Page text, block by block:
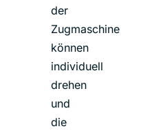
der
Zugmaschine
können
individuell
drehen
und
die